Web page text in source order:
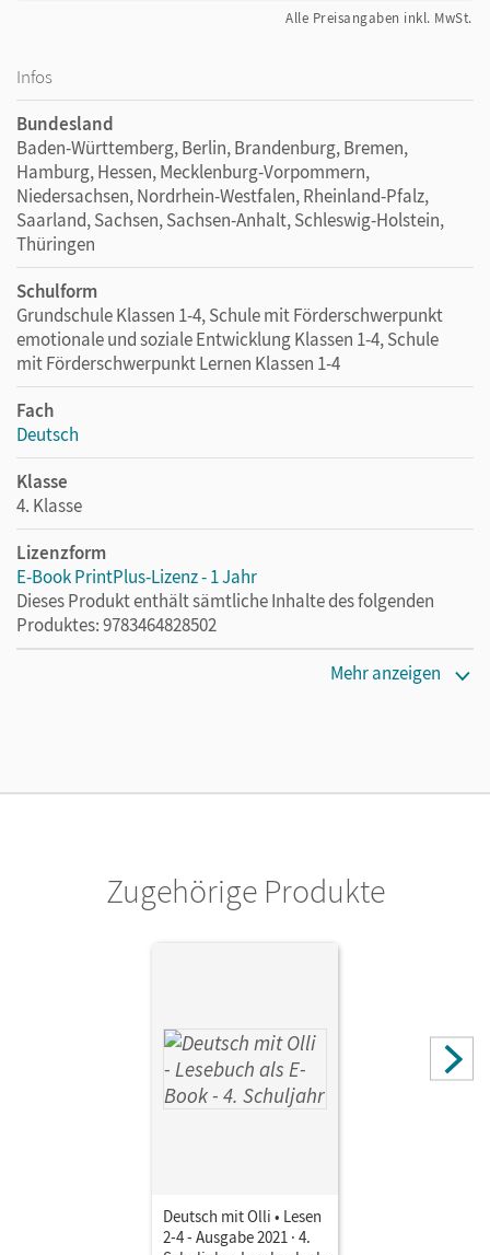
Alle Preisangaben inkl. MwSt.
Infos
Bundesland
Baden-Württemberg, Berlin, Brandenburg, Bremen,
Hamburg, Hessen, Mecklenburg-Vorpommern,
Niedersachsen, Nordrhein-Westfalen, Rheinland-Pfalz,
Saarland, Sachsen, Sachsen-Anhalt, Schleswig-Holstein,
Thüringen
Schulform
Grundschule Klassen 1-4, Schule mit Förderschwerpunkt
emotionale und soziale Entwicklung Klassen 1-4, Schule
mit Förderschwerpunkt Lernen Klassen 1-4
Fach
Deutsch
Klasse
4. Klasse
Lizenzform
E-Book PrintPlus-Lizenz - 1 Jahr
Dieses Produkt enthält sämtliche Inhalte des folgenden
Produktes: 9783464828502
ein Jahr lang ergänzend zum Print-Titel nutzen möchten.
Cornelsen Verlag
Mehr anzeigen
Zugehörige Produkte
Deutsch mit Olli • Lesen
2-4 - Ausgabe 2021 · 4.